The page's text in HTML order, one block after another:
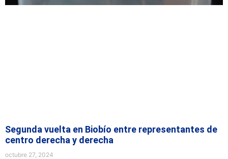
Segunda vuelta en Biobío entre representantes de
centro derecha y derecha
octubre 27, 2024